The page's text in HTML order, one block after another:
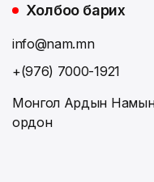
Холбоо барих
info@nam.mn
+(976) 7000-1921
Монгол Ардын Намын
ордон